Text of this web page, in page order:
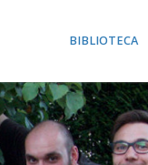
BIBLIOTECA